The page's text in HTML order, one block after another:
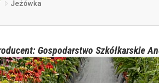
Jeżówka
Gospodarstwo Szkółkarskie